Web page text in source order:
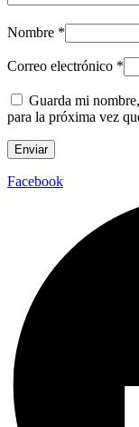
Nombre *
Correo electrónico *
Guarda mi
para la próxima vez
Facebook